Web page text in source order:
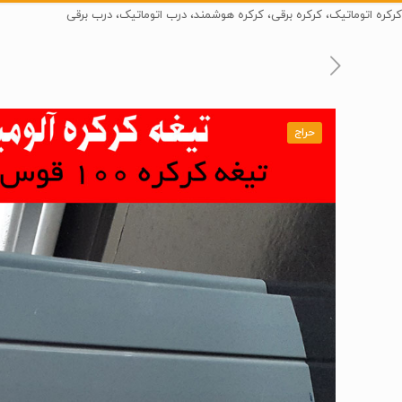
کرکره اتوماتیک، کرکره برقی، کرکره هوشمند، درب اتوماتیک، درب برقی
حراج